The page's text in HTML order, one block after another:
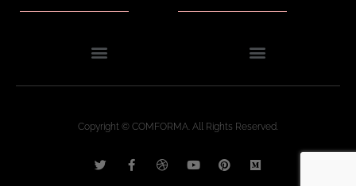
Copyright © COMFORMA. All Rights Reserved.